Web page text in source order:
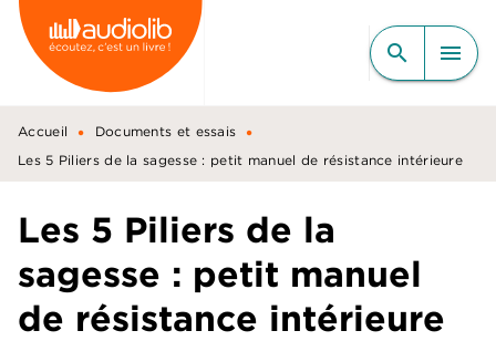
MENU RECHERCHE
CONTENU
PIED DE PAGE
search menu
Accueil • Documents et essais •
Les 5 Piliers de la sagesse : petit manuel de résistance intérieure
Les 5 Piliers de la
sagesse : petit manuel
de résistance intérieure